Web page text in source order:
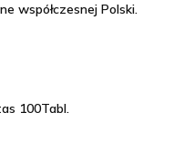
współczesnej Polski.
100Tabl.